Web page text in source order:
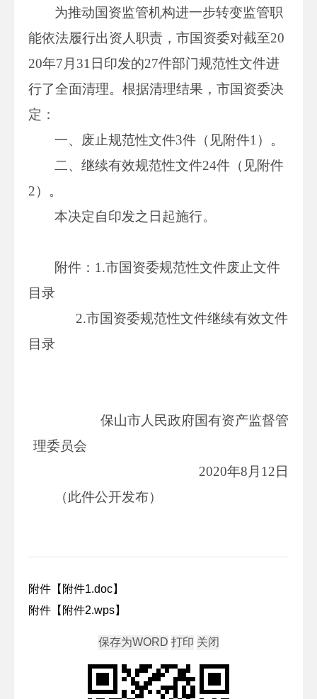
为推动国资监管机构进一步转变监管职
能依法履行出资人职责，市国资委对截至20
20年7月31日印发的27件部门规范性文件进
行了全面清理。根据清理结果，市国资委决
定：
一、废止规范性文件3件（见附件1）。
二、继续有效规范性文件24件（见附件
2）。
本决定自印发之日起施行。
附件：1.市国资委规范性文件废止文件
目录
2.市国资委规范性文件继续有效文件
目录
保山市人民政府国有资产监督管
理委员会
2020年8月12日
（此件公开发布）
附件【 附件1.doc】
附件【 附件2.wps】